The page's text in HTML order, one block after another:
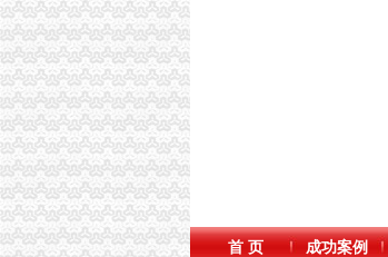
首 页 成功案例